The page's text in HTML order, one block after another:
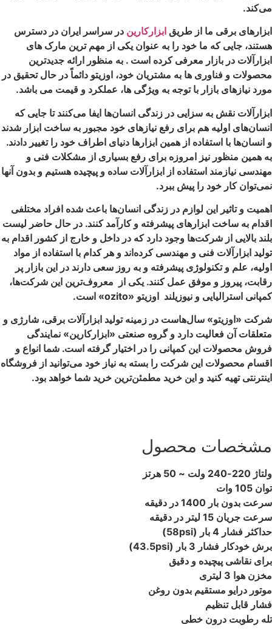
می‌کند.
ابزارهای برقی ما از طریق ابزارکارین در سراسر ایران در دسترس
هستند، جایی که ما خود را به عنوان یکی از مهم ترین مارک های
ابزارآلات در بازار معرفی کرده است . به منظور ارائه جدیدترین
محصولات و فناوری ها به مشتریان خود، اوزیتو دائماً در حال تحقیق در
مورد نیازهای بازار با توجه به ویژگی ها، عملکرد و قیمت می باشد.
ابزارآلات نقش به سزایی در زندگی انسان‌ها ایفا می‌کنند تا جایی که
انسان‌های اولیه هم برای رفع نیازهای خود مجبور به ساخت ابزار شدند
و انسان‌ها با استفاده از همین ابزارها دنیای اطراف خود را تغییر دادند.
به همین منظور نیز امروزه برای رفع بسیاری از مشکلات فنی و
مهندسی نیازمند استفاده از ابزارآلات ساده و پیچیده هستیم و بدون آنها
نمی‌توان کار خود را پیش ببرد.
اهمیت و تاثیر این لوازم در زندگی انسان‌ها باعث شده افراد مختلفی
اقدام به ساخت ابزارهای پیشرفته و کارآمد کنند. در حال حاضر لیست
بلند بالایی از شرکت‌ها وجود دارد که در داخل و خارج از کشور اقدام به
تولید ابزارآلات فنی و مهندسی کرده‌اند و هر کدام با استفاده از مواد
اولیه، علم و تکنولوژی پیشرفته و به روز سعی دارند در این بازار پر
رقابت، پیروز و موفق عمل کنند. یکی از معروف‌ترین این شرکت‌ها،
کمپانی استرالیایی و نیوزیلند اوزیتو «ozito» است.
شرکت «اوزیتو» سال‌هاست در زمینه تولید ابزارآلات برقی، شارژی و
متعلقات آن فعالیت دارد و گروه صنعتی «ابزارکارین» نمایندگی
فروش محصولات این کمپانی را در اختیار گرفته است. شما انواع و
اقسام محصولات این شرکت را بسته به نیاز خود می‌توانید از فروشگاه
اینترنتی تهیه کنید و این خرید مطمئن‌ترین خرید شما خواهد بود.
مشخصات محصول
ولتاژ 220-240 ولت ~ 50 هرتز
توان 105 وات
سرعت بدون بار 1400 در دقیقه
سرعت جریان 15 لیتر در دقیقه
حداکثر فشار 4 بار (58psi)
برش خودکار فشار 3 بار (43.5psi)
برای نقاشی پیچیده و دقیق
مخزن هوا 3 لیتری
موتور درایو مستقیم بدون روغن
فشار قابل تنظیم
تله رطوبت درون خطی